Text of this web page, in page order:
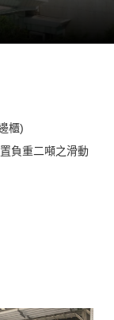
櫃)
負重二噸之滑動